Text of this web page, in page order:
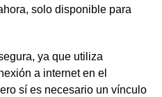
solo disponible para
ya que utiliza
a internet en el
sí es necesario un vínculo